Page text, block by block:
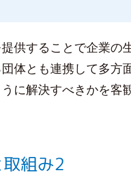
供することで企業の
体とも連携して多
に解決すべきかを客
組み2